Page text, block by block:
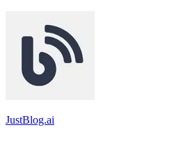
JustBlog.ai